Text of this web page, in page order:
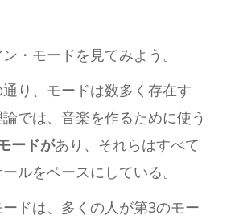
・モードを見てみよう。
り、モードは数多く存在す
では、音楽を作るために使う
ードがあり、それらはすべて
ルをベースにしている。
ドは、多くの人が第3のモー